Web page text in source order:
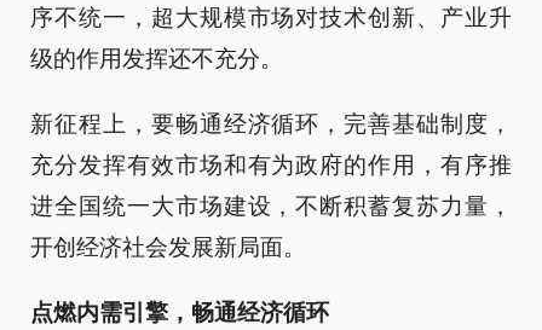
序不统一，超大规模市场对技术创新、产业升
级的作用发挥还不充分。
新征程上，要畅通经济循环，完善基础制度，
充分发挥有效市场和有为政府的作用，有序推
进全国统一大市场建设，不断积蓄复苏力量，
开创经济社会发展新局面。
点燃内需引擎，畅通经济循环